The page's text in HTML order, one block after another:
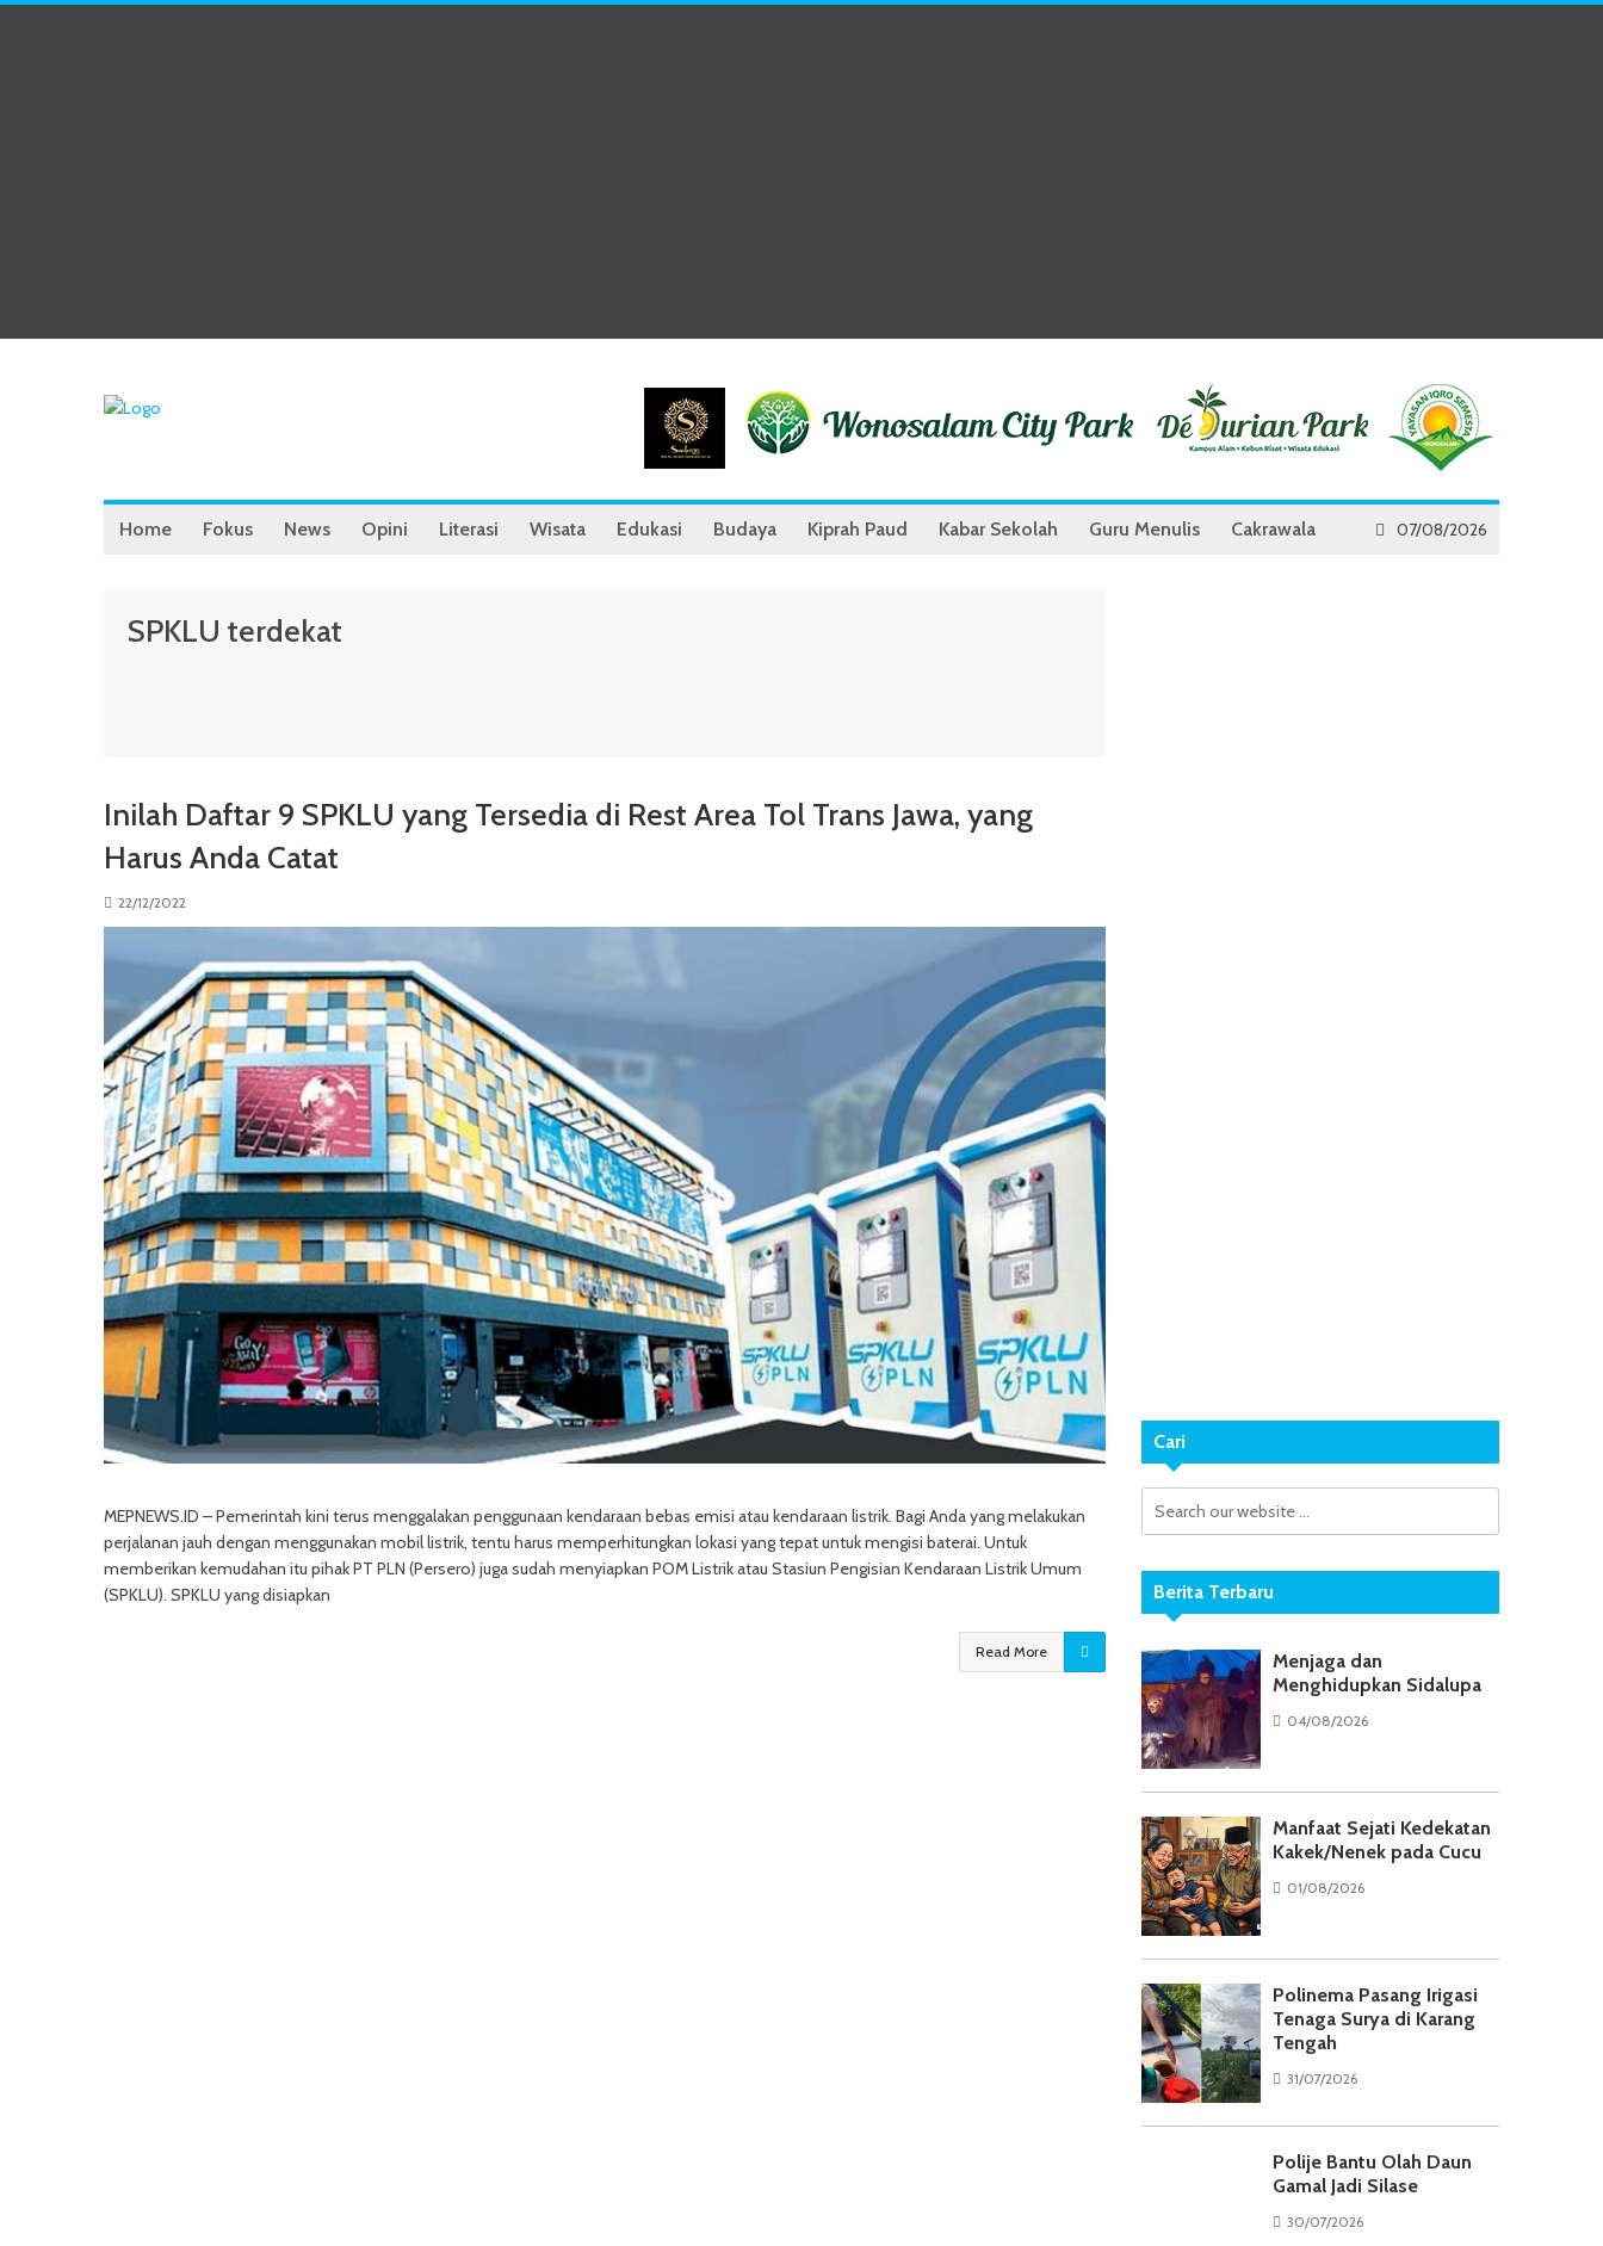
Home Fokus News Opini Literasi Wisata Edukasi Budaya Kiprah Paud Kabar Sekolah Guru Menulis Cakrawala 07/08/2026
SPKLU terdekat
Inilah Daftar 9 SPKLU yang Tersedia di Rest Area Tol Trans Jawa, yang
Harus Anda Catat
22/12/2022
MEPNEWS.ID – Pemerintah kini terus menggalakan penggunaan kendaraan bebas emisi atau kendaraan listrik. Bagi Anda yang melakukan
perjalanan jauh dengan menggunakan mobil listrik, tentu harus memperhitungkan lokasi yang tepat untuk mengisi baterai. Untuk
memberikan kemudahan itu pihak PT PLN (Persero) juga sudah menyiapkan POM Listrik atau Stasiun Pengisian Kendaraan Listrik Umum
(SPKLU). SPKLU yang disiapkan
Read More
Cari
Berita Terbaru
Menjaga dan
Menghidupkan Sidalupa
04/08/2026
Manfaat Sejati Kedekatan
Kakek/Nenek pada Cucu
01/08/2026
Polinema Pasang Irigasi
Tenaga Surya di Karang
Tengah
31/07/2026
Polije Bantu Olah Daun
Gamal Jadi Silase
30/07/2026